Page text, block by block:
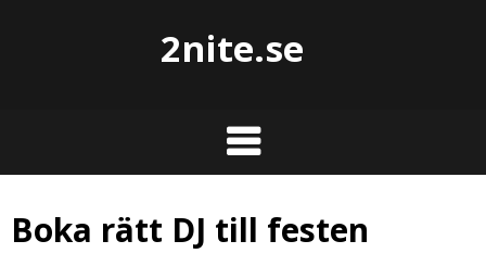
2nite.se
Boka rätt DJ till festen